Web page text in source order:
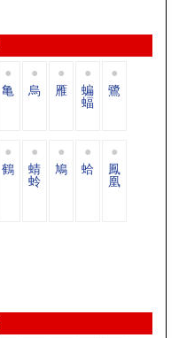
亀 烏 雁 蝙
蝠
鷺
鶴 蜻
蛉
鳩 蛤 鳳
凰